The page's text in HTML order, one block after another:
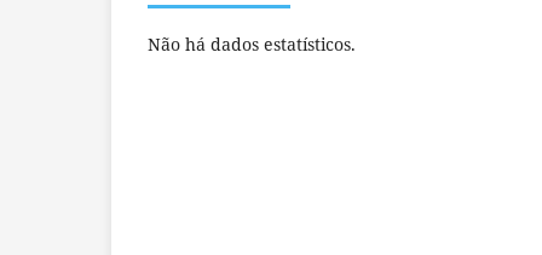
Não há dados estatísticos.